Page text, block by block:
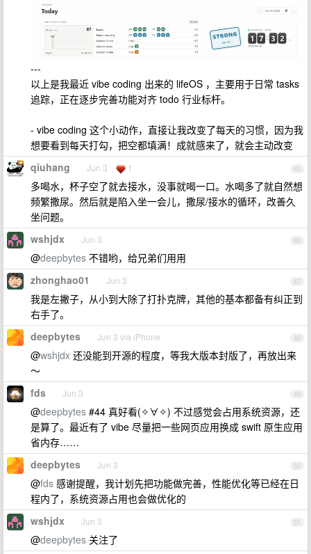
---
以上是我最近 vibe coding 出来的 lifeOS ，主要用于日常 tasks
追踪，正在逐步完善功能对齐 todo 行业标杆。
- vibe coding 这个小动作，直接让我改变了每天的习惯，因为我
想要看到每天打勾，把空都填满！成就感来了，就会主动改变
45
qiuhang Jun 3 1
多喝水，杯子空了就去接水，没事就喝一口。水喝多了就自然想
频繁撒尿。然后就是陷入坐一会儿，撒尿/接水的循环，改善久
坐问题。
46
wshjdx Jun 3
@deepbytes 不错哟，给兄弟们用用
47
zhonghao01 Jun 3
我是左撇子，从小到大除了打扑克牌，其他的基本都备有纠正到
右手了。
48
deepbytes Jun 3 via iPhone
@wshjdx 还没能到开源的程度，等我大版本封版了，再放出来
～
49
fds Jun 3
@deepbytes #44 真好看(✧∀✧) 不过感觉会占用系统资源，还
是算了。最近有了 vibe 尽量把一些网页应用换成 swift 原生应用
省内存……
50
deepbytes Jun 3
@fds 感谢提醒，我计划先把功能做完善，性能优化等已经在日
程内了，系统资源占用也会做优化的
51
wshjdx Jun 3
@deepbytes 关注了